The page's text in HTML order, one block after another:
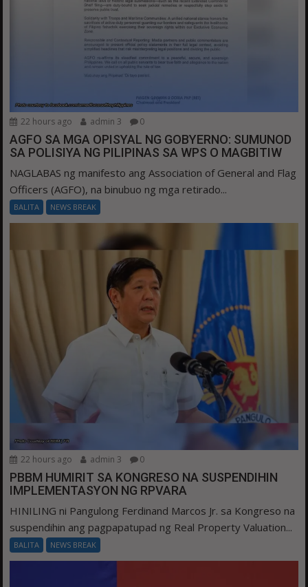
22 hours ago admin 3 0
AGFO SA MGA OPISYAL NG GOBYERNO: SUMUNOD
SA POLISIYA NG PILIPINAS SA WPS O MAGBITIW
NAGLABAS ng manifesto ang Association of General and Flag
Officers (AGFO), na binubuo ng mga retirado...
BALITA NEWS BREAK
22 hours ago admin 3 0
PBBM HUMIRIT SA KONGRESO NA SUSPENDIHIN
IMPLEMENTASYON NG RPVARA
HINILING ni Pangulong Ferdinand Marcos Jr. sa Kongreso na
suspendihin ang pagpapatupad ng Real Property Valuation...
BALITA NEWS BREAK